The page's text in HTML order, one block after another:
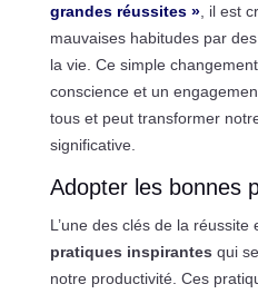
grandes réussites », il est
mauvaises habitudes par
la vie. Ce simple
conscience et un
tous et peut transformer
significative.
Adopter les bonnes
L’une des clés de la
pratiques inspirantes qui
notre productivité. Ces